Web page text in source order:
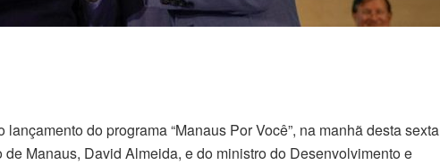
do programa “Manaus Por Você”, na manhã desta sexta
Manaus, David Almeida, e do ministro do Desenvolvimento e